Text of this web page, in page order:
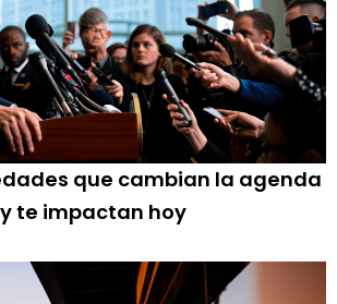
que cambian la agenda
y te impactan hoy